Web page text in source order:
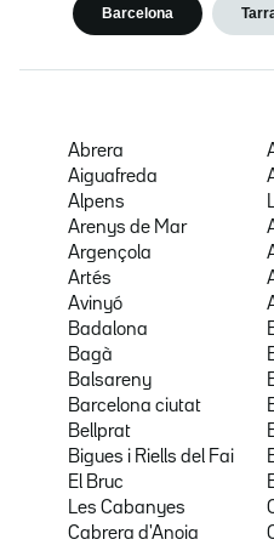
Barcelona
Abrera
Aiguafreda
Alpens
Arenys de Mar
Argençola
Artés
Avinyó
Badalona
Bagà
Balsareny
Barcelona ciutat
Bellprat
Bigues i Riells del Fai
El Bruc
Les Cabanyes
Cabrera d'Anoia